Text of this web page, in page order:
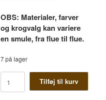
OBS: Materialer, farver
og krogvalg kan variere
en smule, fra flue til flue.
7 på lager
Agerskov
mallard
shrimp
Tilføj til kurv